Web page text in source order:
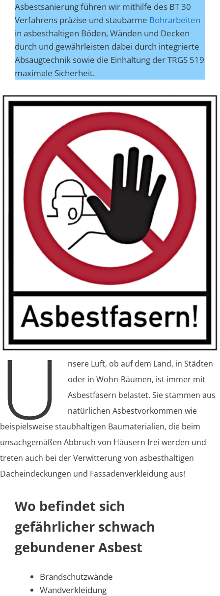
Asbestsanierung führen wir mithilfe des BT 30
Verfahrens präzise und staubarme Bohrarbeiten
in asbesthaltigen Böden, Wänden und Decken
durch und gewährleisten dabei durch integrierte
Absaugtechnik sowie die Einhaltung der TRGS 519
maximale Sicherheit.
U
nsere Luft, ob auf dem Land, in Städten
oder in Wohn-Räumen, ist immer mit
Asbestfasern belastet. Sie stammen aus
natürlichen Asbestvorkommen wie
beispielsweise staubhaltigen Baumaterialien, die beim
unsachgemäßen Abbruch von Häusern frei werden und
treten auch bei der Verwitterung von asbesthaltigen
Dacheindeckungen und Fassadenverkleidung aus!
Wo befindet sich
gefährlicher schwach
gebundener Asbest
Brandschutzwände
Wandverkleidung